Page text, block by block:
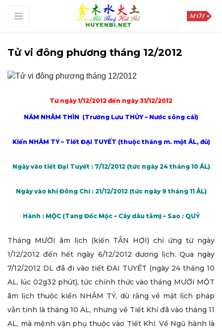
Tử vi đông phương tháng 12/2012
Từ ngày 1/12/2012 đến ngày 31/12/2012
NĂM NHÂM THÌN (Trường Lưu THỦY – Nước sông cái)
Kiến NHÂM TÝ – Tiết ĐẠI TUYẾT (thuộc tháng m. một ÂL, đủ)
Ngày vào tiết Đại Tuyết : 7/12/2012 (tức ngày 24 tháng 10 ÂL)
Ngày vào khí Đông Chí : 21/12/2012 (tức ngày 9 tháng 11 ÂL)
Hành : MỘC (Tang Đốc Mộc – Cây dâu tằm) – Sao : QUỶ
Tháng MƯỜI âm lịch (kiến TÂN HỢI) chỉ ứng từ ngày
1/12/2012 đến hết ngày 6/12/2012 dương lịch. Qua ngày
7/12/2012 DL đã đi vào tiết ĐAI TUYẾT (ngày 24 tháng 10
AL, lúc 02g32 phút), tức chính thức vào tháng MƯỜI MỘT
âm lịch thuộc kiến NHÂM TÝ, dù rằng về mặt lịch pháp
vẫn tính là tháng 10 AL, nhưng về Tiết Khí đã vào tháng 11
AL, mà mệnh vận phụ thuộc vào Tiết Khí. Về Ngũ hành là